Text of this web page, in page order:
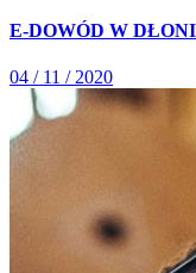
E-DOWÓD W DŁONI
04 / 11 / 2020